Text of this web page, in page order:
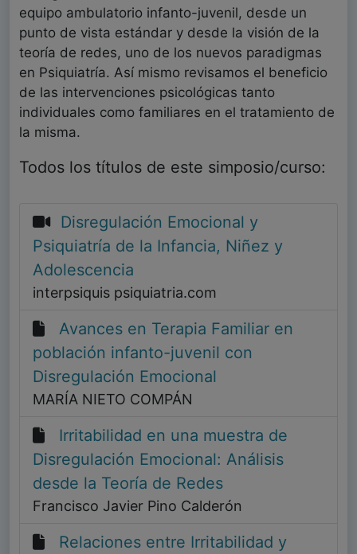
equipo ambulatorio infanto-juvenil, desde un
punto de vista estándar y desde la visión de la
teoría de redes, uno de los nuevos paradigmas
en Psiquiatría. Así mismo revisamos el beneficio
de las intervenciones psicológicas tanto
individuales como familiares en el tratamiento de
la misma.
Todos los títulos de este simposio/curso:
Disregulación Emocional y
Psiquiatría de la Infancia, Niñez y
Adolescencia
interpsiquis psiquiatria.com
Avances en Terapia Familiar en
población infanto-juvenil con
Disregulación Emocional
MARÍA NIETO COMPÁN
Irritabilidad en una muestra de
Disregulación Emocional: Análisis
desde la Teoría de Redes
Francisco Javier Pino Calderón
Relaciones entre Irritabilidad y